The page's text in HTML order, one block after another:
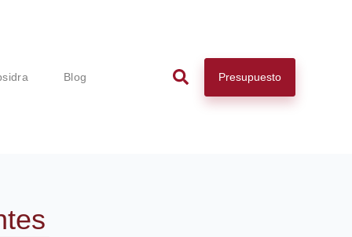
Blog Presupuesto